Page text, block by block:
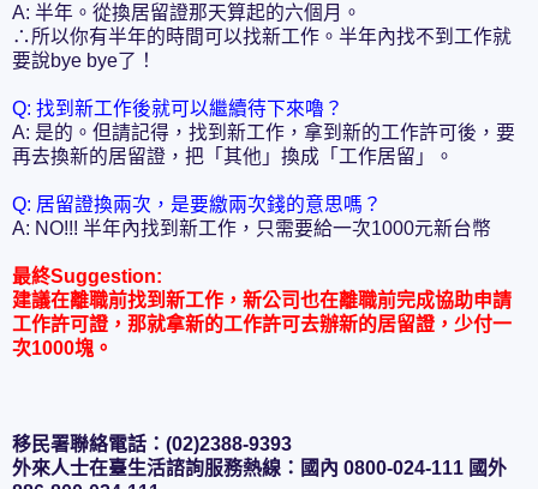
A: 半年。從換居留證那天算起的六個月。
∴所以你有半年的時間可以找新工作。半年內找不到工作就
要說bye bye了！
Q: 找到新工作後就可以繼續待下來嚕？
A: 是的。但請記得，找到新工作，拿到新的工作許可後，要
再去換新的居留證，把「其他」換成「工作居留」。
Q: 居留證換兩次，是要繳兩次錢的意思嗎？
A: NO!!! 半年內找到新工作，只需要給一次1000元新台幣
最終Suggestion:
建議在離職前找到新工作，新公司也在離職前完成協助申請
工作許可證，那就拿新的工作許可去辦新的居留證，少付一
次1000塊。
移民署聯絡電話：(02)2388-9393
外來人士在臺生活諮詢服務熱線：國內 0800-024-111 國外